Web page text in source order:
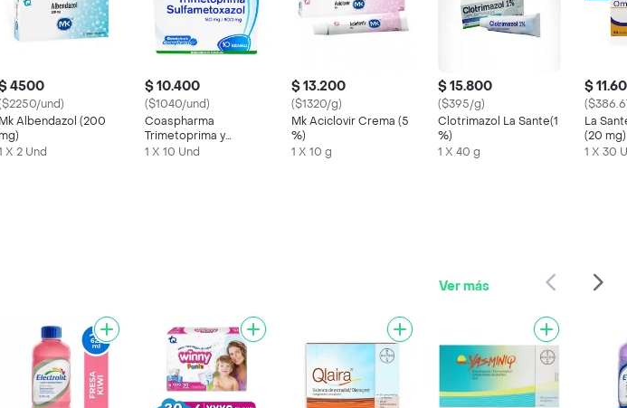
4500
und)
Mk Albendazol (200
mg)
X 2 Und
$ 10.400
($1040/und)
Coaspharma
Trimetoprima y
Sulfametoxazol (160
1 X 10 Und
$ 13.200
($1320/g)
Mk Aciclovir Crema (5
%)
1 X 10 g
$ 15.800
($395/g)
Clotrimazol La Sante(1
%)
1 X 40 g
$
La
(20 mg)
1 X 30
Ver más